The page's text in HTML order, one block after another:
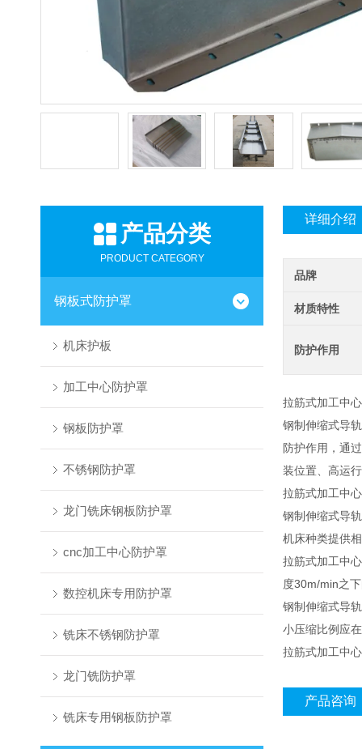
产品分类
PRODUCT CATEGORY
钢板式防护罩
机床护板
加工中心防护罩
钢板防护罩
不锈钢防护罩
龙门铣床钢板防护罩
cnc加工中心防护罩
数控机床专用防护罩
铣床不锈钢防护罩
龙门铣防护罩
铣床专用钢板防护罩
详细介绍
品牌
材质特性
防护作用
拉筋式加工中
钢制伸缩式导
防护作用，通
装位置、高运
拉筋式加工中
钢制伸缩式导
机床种类提供
拉筋式加工中
度30m/min之
钢制伸缩式导
小压缩比例应
拉筋式加工中
产品咨询